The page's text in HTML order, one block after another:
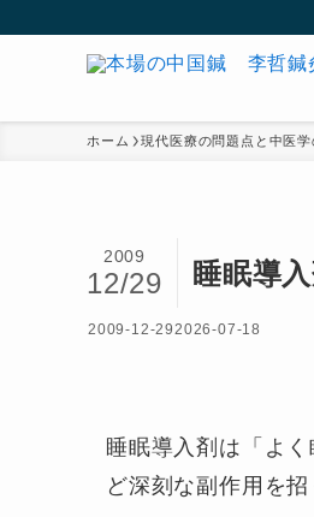
ホーム 現代医療の問題点と中医学
睡眠導
2009
12/29
2009-12-292026-07-18
睡眠導入剤は「よ
ど深刻な副作用を招